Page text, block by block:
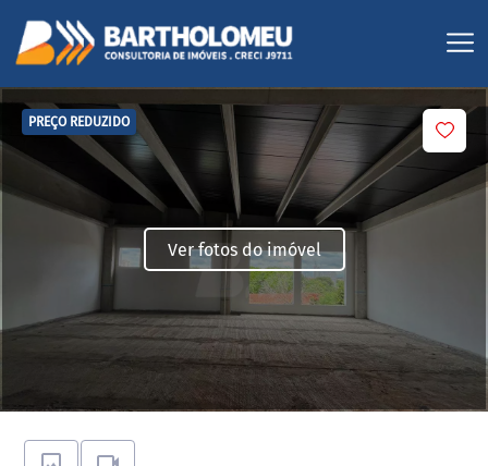
PREÇO REDUZIDO
Ver fotos do imóvel